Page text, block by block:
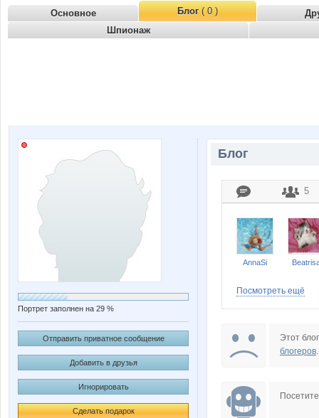
Основное Блог( 0 )
Шпионаж
Портрет заполнен на 29 %
Отправить приватное сообщение
Добавить в друзья
Игнорировать
Сделать подарок
Блог
5
AnnaSi
Посмотреть ещё
Этот
блогеров.